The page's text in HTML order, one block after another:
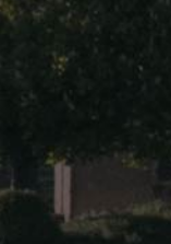
24 hectares
BBourgogne Côte
Bourgogne Côte
Santenay 1er Cru
Bourgogne Côte
Bourgogne Côte